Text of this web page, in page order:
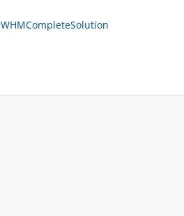
WHMCompleteSolution